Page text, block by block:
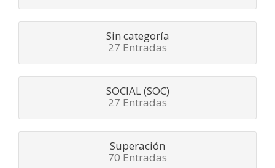
Sin categoría
27 Entradas
SOCIAL (SOC)
27 Entradas
Superación
70 Entradas